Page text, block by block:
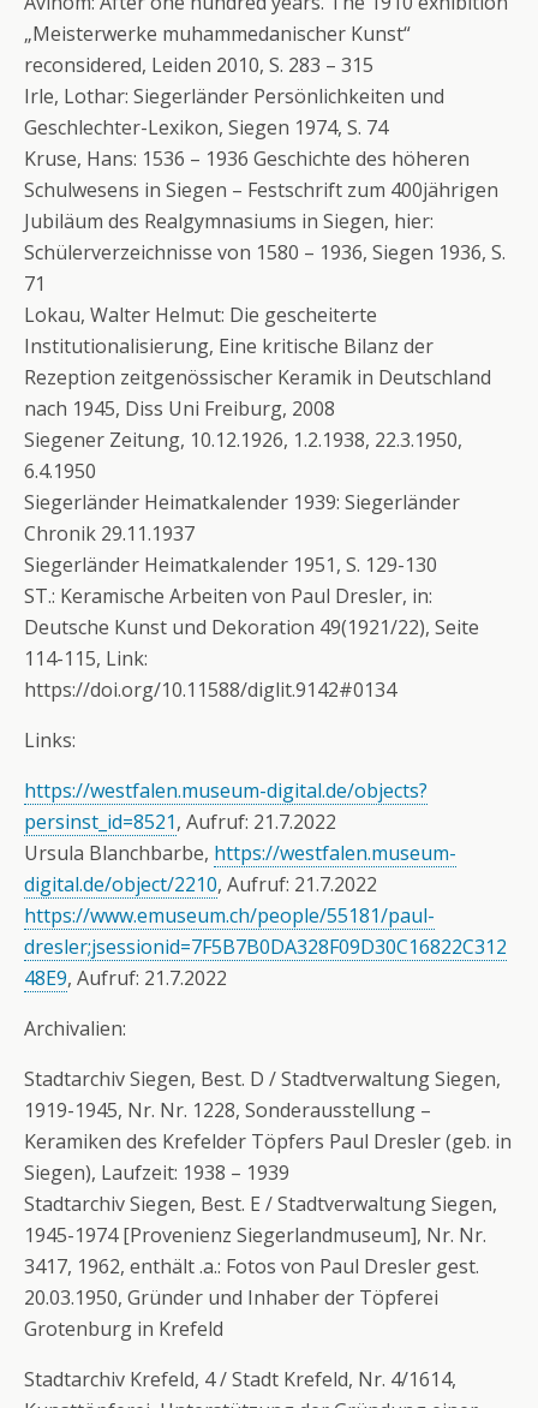
„Meisterwerke muhammedanischer Kunst“
reconsidered, Leiden 2010, S. 283 – 315
Irle, Lothar: Siegerländer Persönlichkeiten und
Geschlechter-Lexikon, Siegen 1974, S. 74
Kruse, Hans: 1536 – 1936 Geschichte des höheren
Schulwesens in Siegen – Festschrift zum 400jährigen
Jubiläum des Realgymnasiums in Siegen, hier:
Schülerverzeichnisse von 1580 – 1936, Siegen 1936, S.
71
Lokau, Walter Helmut: Die gescheiterte
Institutionalisierung, Eine kritische Bilanz der
Rezeption zeitgenössischer Keramik in Deutschland
nach 1945, Diss Uni Freiburg, 2008
Siegener Zeitung, 10.12.1926, 1.2.1938, 22.3.1950,
6.4.1950
Siegerländer Heimatkalender 1939: Siegerländer
Chronik 29.11.1937
Siegerländer Heimatkalender 1951, S. 129-130
ST.: Keramische Arbeiten von Paul Dresler, in:
Deutsche Kunst und Dekoration 49(1921/22), Seite
114-115, Link:
https://doi.org/10.11588/diglit.9142#0134
Links:
https://westfalen.museum-digital.de/objects?
persinst_id=8521, Aufruf: 21.7.2022
Ursula Blanchbarbe, https://westfalen.museum-
digital.de/object/2210, Aufruf: 21.7.2022
https://www.emuseum.ch/people/55181/paul-
dresler;jsessionid=7F5B7B0DA328F09D30C16822C312
48E9, Aufruf: 21.7.2022
Archivalien:
Stadtarchiv Siegen, Best. D / Stadtverwaltung Siegen,
1919-1945, Nr. Nr. 1228, Sonderausstellung –
Keramiken des Krefelder Töpfers Paul Dresler (geb. in
Siegen), Laufzeit: 1938 – 1939
Stadtarchiv Siegen, Best. E / Stadtverwaltung Siegen,
1945-1974 [Provenienz Siegerlandmuseum], Nr. Nr.
3417, 1962, enthält .a.: Fotos von Paul Dresler gest.
20.03.1950, Gründer und Inhaber der Töpferei
Grotenburg in Krefeld
Stadtarchiv Krefeld, 4 / Stadt Krefeld, Nr. 4/1614,